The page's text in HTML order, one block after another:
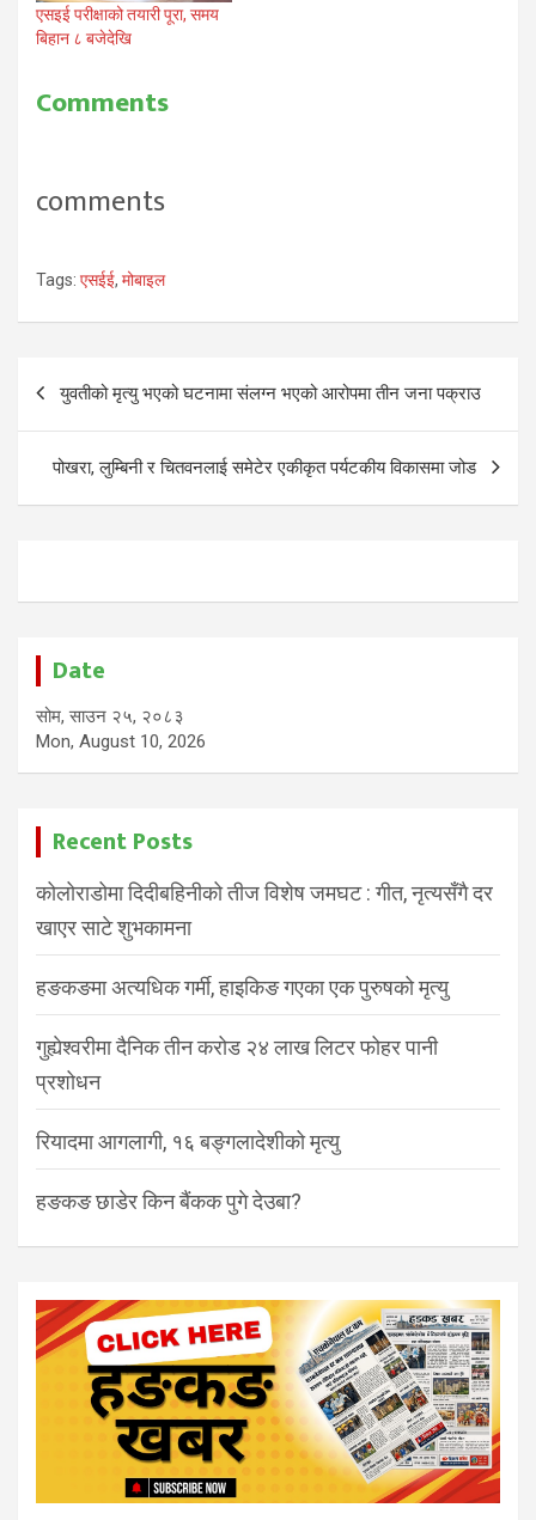
एसइई परीक्षाको तयारी पूरा, समय
बिहान ८ बजेदेखि
Comments
comments
Tags: एसईई, मोबाइल
Post
navigation
युवतीको मृत्यु भएको घटनामा संलग्न भएको आरोपमा तीन जना पक्राउ
पोखरा, लुम्बिनी र चितवनलाई समेटेर एकीकृत पर्यटकीय विकासमा जोड
Date
सोम, साउन २५, २०८३
Mon, August 10, 2026
Recent Posts
कोलोराडोमा दिदीबहिनीको तीज विशेष जमघट : गीत, नृत्यसँगै दर
खाएर साटे शुभकामना
हङकङमा अत्यधिक गर्मी, हाइकिङ गएका एक पुरुषको मृत्यु
गुह्येश्वरीमा दैनिक तीन करोड २४ लाख लिटर फोहर पानी
प्रशोधन
रियादमा आगलागी, १६ बङ्गलादेशीको मृत्यु
हङकङ छाडेर किन बैंकक पुगे देउबा?